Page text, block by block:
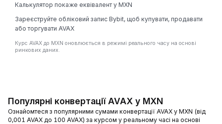
Калькулятор покаже еквівалент у MXN
Зареєструйте обліковий запис Bybit, щоб купувати, продавати
або торгувати AVAX
Курс AVAX до MXN оновлюється в режимі реального часу на основі
ринкових даних.
Популярні конвертації AVAX у MXN
Ознайомтеся з популярними сумами конвертації AVAX у MXN (від
0,001 AVAX до 100 AVAX) за курсом у реальному часі на основі